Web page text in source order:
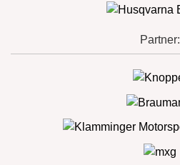
Partner: